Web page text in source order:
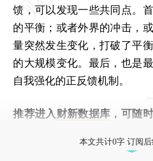
馈，可以发现一些共同点。
的平衡；或者外界的冲击，
量突然发生变化，打破了平
的大规模变化。最后，也是
自我强化的正反馈机制。
推荐进入 财新数据库 ，可随
本文共计0字 订阅